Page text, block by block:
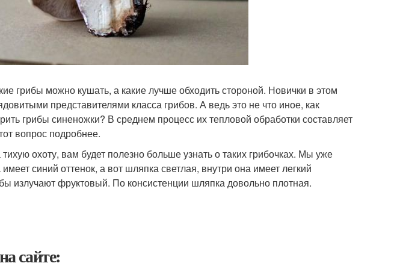
грибы можно кушать, а какие лучше обходить стороной. Новички в этом
представителями класса грибов. А ведь это не что иное, как
грибы синеножки? В среднем процесс их тепловой обработки составляет
вопрос подробнее.
охоту, вам будет полезно больше узнать о таких грибочках. Мы уже
синий оттенок, а вот шляпка светлая, внутри она имеет легкий
излучают фруктовый. По консистенции шляпка довольно плотная.
сайте: